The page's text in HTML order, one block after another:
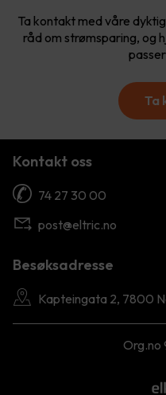
Ta kontakt med våre
råd om strømsparing, og
Ta
Kontakt oss
74 27 30 00
post@eltric.no
Besøksadresse
Kapteingata 2, 7800
Org.no